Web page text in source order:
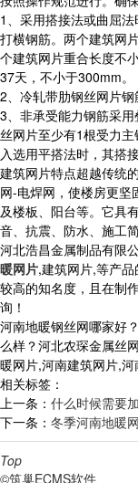
1、采用搭接法或曲屈
打横钢筋。两个建筑网
个建筑网片重合长度不
37天，不小于300mm。
2、冷轧带肋钢丝网片钢
3、非承受能力钢筋采
丝网片至少有1根受力
入选用平搭法时，其搭
建筑网片特点超越传统
网-电焊网，使楼房更
及楼板、阳台等。它具
音、抗震、防水、施工
河北浩昌金属制品有限
暖网片,建筑网片,等产
较高的知名度，且在制
询！
河南地暖钢丝网哪家好
么样？河北农琛金属丝
暖网片,河南建筑网片,
相关标签：
上一条： 什么时候需要
下一条： 冬季河南地暖
Top
©筑巢ECMS软件